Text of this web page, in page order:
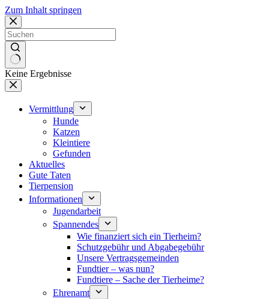
Zum Inhalt springen
Keine Ergebnisse
Vermittlung
Hunde
Katzen
Kleintiere
Gefunden
Aktuelles
Gute Taten
Tierpension
Informationen
Jugendarbeit
Spannendes
Wie finanziert sich ein Tierheim?
Schutzgebühr und Abgabegebühr
Unsere Vertragsgemeinden
Fundtier – was nun?
Fundtiere – Sache der Tierheime?
Ehrenamt